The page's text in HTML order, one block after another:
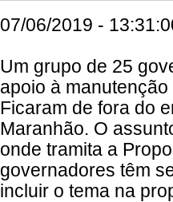
07/06/2019 -
Um grupo de 25
apoio à
Ficaram de fora do
Maranhão. O
onde tramita a
governadores têm
incluir o tema na